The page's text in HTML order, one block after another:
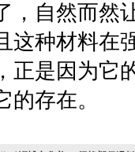
，自然而然
这种材料在
正是因为它
的存在。